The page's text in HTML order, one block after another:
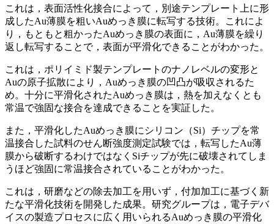
これは，表面活性化接合によって，別途テンプレート上に形
成したAu薄膜を粗いAuめっき膜に転写する技術。これによ
り，もともと粗かったAuめっき膜の表面に，Au薄膜を繰り
返し転写することで，表面が平滑化できることがわかった。
これは，ポリイミド製テンプレートのナノレベルの変形と
Auの原子拡散により，Auめっき膜の凹凸が吸収されるた
め。十分に平滑化されたAuめっき膜は，熱を加えなくとも
常温で強固な接合を達成できることを実証した。
また，平滑化したAuめっき膜にシリコン（Si）チップを常
温接合した試料のせん断強度測定試験では，転写したAu薄
膜から破断するわけではなくSiチップが先に破壊されてしま
うほど強固に常温接合されていることがわかった。
これは，研磨などの除去加工を用いず，付加加工に基づく新
たな平滑化技術を開発した成果。研究グループは，電子デバ
イスの製造プロセスに広く用いられるAuめっき膜の平滑化